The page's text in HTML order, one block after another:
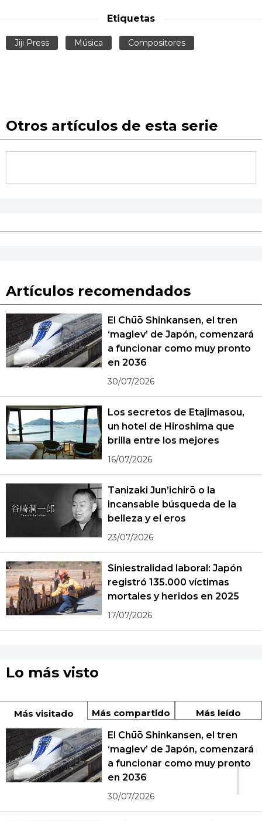
Etiquetas
Jiji Press Música Compositores
Otros artículos de esta serie
Artículos recomendados
El Chūō Shinkansen, el tren
‘maglev’ de Japón, comenzará
a funcionar como muy pronto
en 2036
30/07/2026
Los secretos de Etajimasou,
un hotel de Hiroshima que
brilla entre los mejores
16/07/2026
Tanizaki Jun’ichirō o la
incansable búsqueda de la
belleza y el eros
23/07/2026
Siniestralidad laboral: Japón
registró 135.000 víctimas
mortales y heridos en 2025
17/07/2026
Lo más visto
Más visitado Más compartido Más leído
1
El Chūō Shinkansen, el tren
‘maglev’ de Japón, comenzará
a funcionar como muy pronto
en 2036
30/07/2026